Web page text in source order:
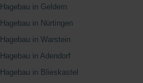
Hagebau in Geldern
Hagebau in Nürtingen
Hagebau in Warstein
Hagebau in Adendorf
Hagebau in Blieskastel